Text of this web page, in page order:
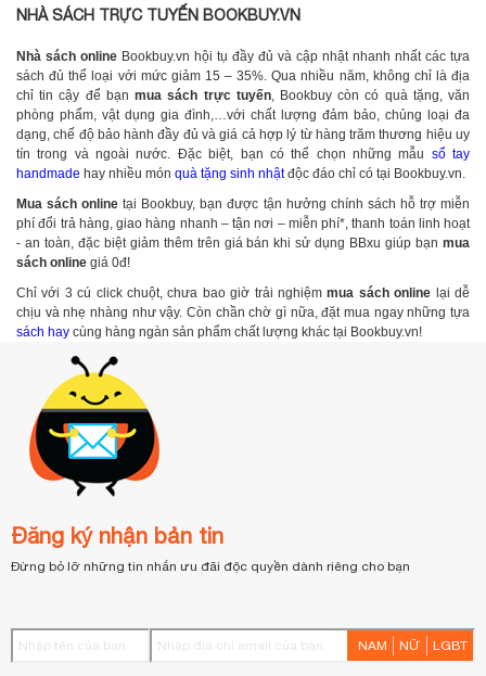
NHÀ SÁCH TRỰC TUYẾN BOOKBUY.VN
Nhà sách online Bookbuy.vn hội tụ đầy đủ và cập nhật nhanh nhất các tựa
sách đủ thể loại với mức giảm 15 – 35%. Qua nhiều năm, không chỉ là địa
chỉ tin cậy để bạnmua sách trực tuyến, Bookbuy còn có quà tặng, văn
phòng phẩm, vật dụng gia đình,…với chất lượng đảm bảo, chủng loại đa
dạng, chế độ bảo hành đầy đủ và giá cả hợp lý từ hàng trăm thương hiệu uy
tín trong và ngoài nước. Đặc biệt, bạn có thể chọn những mẫu sổ tay
handmade hay nhiều món quà tặng sinh nhậtđộc đáo chỉ có tại Bookbuy.vn.
Mua sách online tại Bookbuy, bạn được tận hưởng chính sách hỗ trợ miễn
phí đổi trả hàng, giao hàng nhanh – tận nơi – miễn phí*, thanh toán linh hoạt
- an toàn, đặc biệt giảm thêm trên giá bán khi sử dụng BBxu giúp bạn mua
sách online giá 0đ!
Chỉ với 3 cú click chuột, chưa bao giờ trải nghiệmmua sách online lại dễ
chịu và nhẹ nhàng như vậy. Còn chần chờ gì nữa, đặt mua ngay những tựa
sách hay cùng hàng ngàn sản phẩm chất lượng khác tại Bookbuy.vn!
Đăng ký nhận bản tin
Đừng bỏ lỡ những tin nhắn ưu đãi độc quyền dành riêng cho bạn
NAM NỮ LGBT